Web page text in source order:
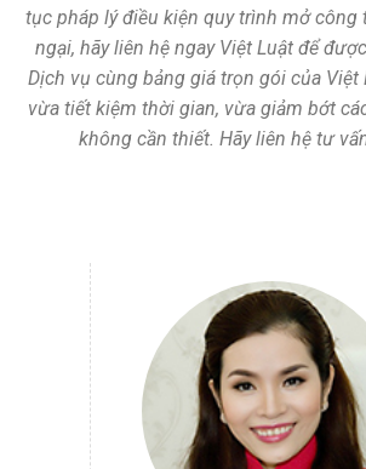
tục pháp lý điều kiện quy trình mở công
ngại, hãy liên hệ ngay Việt Luật để
Dịch vụ cùng bảng giá trọn gói của Việt
vừa tiết kiệm thời gian, vừa giảm bớt
không cần thiết. Hãy liên hệ tư